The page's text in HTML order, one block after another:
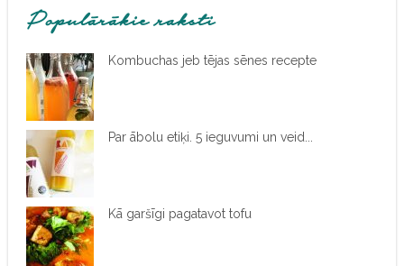
Populārākie raksti
Kombuchas jeb tējas sēnes recepte
Par ābolu etiķi. 5 ieguvumi un veid...
Kā garšīgi pagatavot tofu